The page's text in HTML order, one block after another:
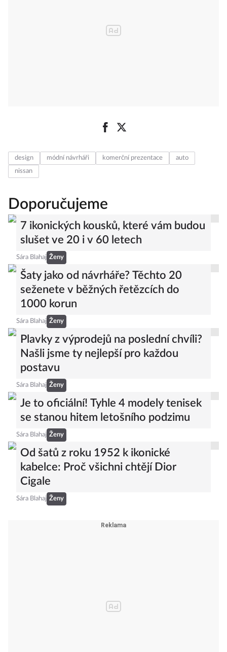
design módní návrháři komerční prezentace
auto
nissan
Doporučujeme
7 ikonických kousků, které vám budou
slušet ve 20 i v 60 letech
Sára Blahaj Ženy
Šaty jako od návrháře? Těchto 20
seženete v běžných řetězcích do
1000 korun
Sára Blahaj Ženy
Plavky z výprodejů na poslední chvíli?
Našli jsme ty nejlepší pro každou
postavu
Sára Blahaj Ženy
Je to oficiální! Tyhle 4 modely tenisek
se stanou hitem letošního podzimu
Sára Blahaj Ženy
Od šatů z roku 1952 k ikonické
kabelce: Proč všichni chtějí Dior
Cigale
Sára Blahaj Ženy